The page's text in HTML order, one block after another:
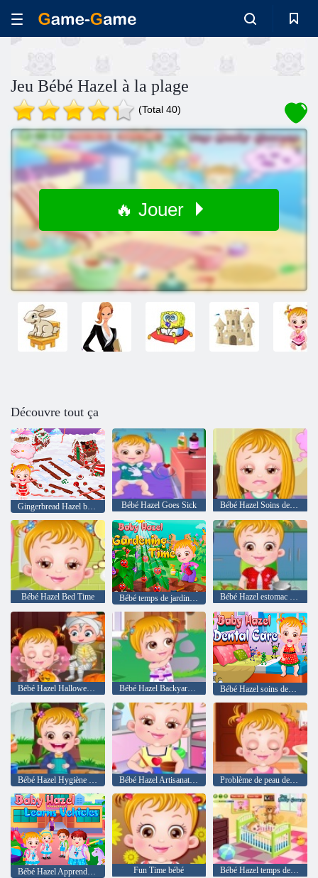
Jeu Bébé Hazel à la plage
(Total 40)
🔥 Jouer
Découvre tout ça
Gingerbread Hazel bébé maison Bébé Hazel Goes Sick Bébé Hazel Soins des cheveux
Bébé Hazel Bed Time Bébé temps de jardinage noisette Bébé Hazel estomac soins
Bébé Hazel Halloween Party Bébé Hazel Backyard Party Bébé Hazel soins dentaires
Bébé Hazel Hygiène Soins Bébé Hazel Artisanat Temps Problème de peau de bébé Noisette
Fun Time bébé Bébé Hazel temps de brossage